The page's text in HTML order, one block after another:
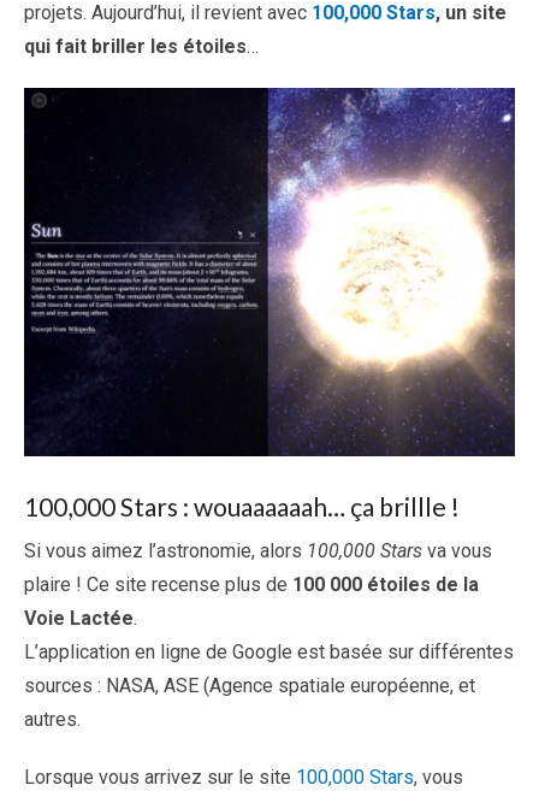
projets. Aujourd’hui, il revient avec 100,000 Stars, un site
qui fait briller les étoiles…
100,000 Stars : wouaaaaaah… ça brillle !
Si vous aimez l’astronomie, alors 100,000 Stars va vous
plaire ! Ce site recense plus de 100 000 étoiles de la
Voie Lactée.
L’application en ligne de Google est basée sur différentes
sources : NASA, ASE (Agence spatiale européenne, et
autres.
Lorsque vous arrivez sur le site 100,000 Stars, vous